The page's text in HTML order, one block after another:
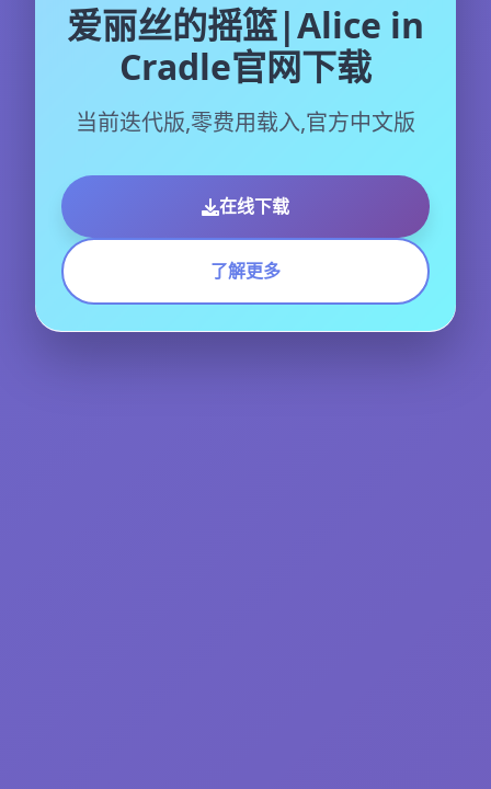
爱丽丝的摇篮|Alice in
Cradle官网下载
当前迭代版,零费用载入,官方中文版
在线下载
了解更多